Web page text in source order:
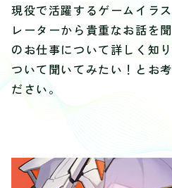
現役で活躍するゲームイラ
レーターから貴重なお話を
のお仕事について詳しく知
ついて聞いてみたい！とお
ださい。